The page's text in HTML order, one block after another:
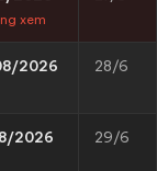
xem
2026 28/6
2026 29/6